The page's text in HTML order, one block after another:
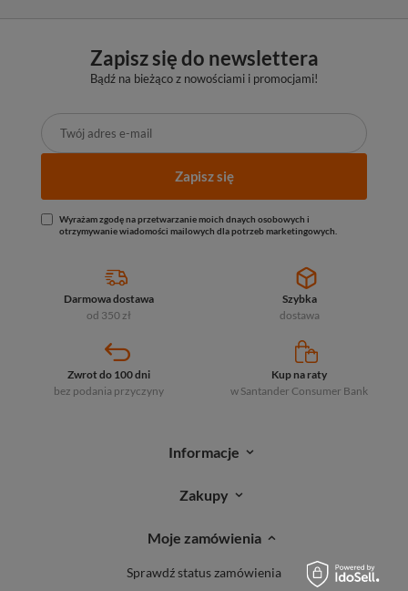
Zapisz się do newslettera
Bądź na bieżąco z nowościami i promocjami!
Zapisz się
Wyrażam zgodę na przetwarzanie moich dnaych osobowych i
otrzymywanie wiadomości mailowych dla potrzeb marketingowych.
Darmowa dostawa
od 350 zł
Szybka
dostawa
Zwrot do 100 dni
bez podania przyczyny
Kup na raty
w Santander Consumer Bank
Informacje
Zakupy
Moje zamówienia
Sprawdź status zamówienia